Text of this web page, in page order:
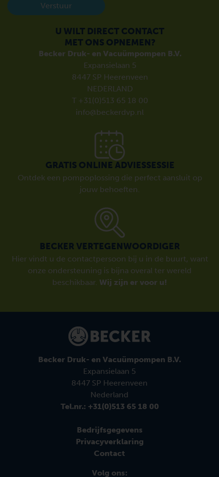
Verstuur
U WILT DIRECT CONTACT
MET ONS OPNEMEN?
Becker Druk- en Vacuümpompen B.V.
Expansielaan 5
8447 SP Heerenveen
NEDERLAND
T +31(0)513 65 18 00
info@beckerdvp.nl
GRATIS ONLINE ADVIESSESSIE
Ontdek een pompoplossing die perfect aansluit op
jouw behoeften.
BECKER VERTEGENWOORDIGER
Hier vindt u de contactpersoon bij u in de buurt, want
onze ondersteuning is bijna overal ter wereld
beschikbaar. Wij zijn er voor u!
Becker Druk- en Vacuümpompen B.V.
Expansielaan 5
8447 SP Heerenveen
Nederland
Tel.nr.: +31(0)513 65 18 00
Bedrijfsgegevens
Privacyverklaring
Contact
Volg ons: